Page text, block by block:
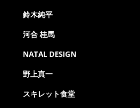
鈴木純平
河合 桂馬
NATAL DESIGN
野上真一
スキレット食堂